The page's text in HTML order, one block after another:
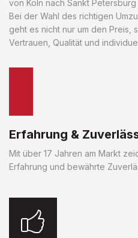
von Köln nach Sankt
Bei der Wahl des richtigen
geht es nicht nur um den Preis,
Vertrauen, Qualität und
Erfahrung &
Mit über 17 Jahren am Markt
Erfahrung und bewährte